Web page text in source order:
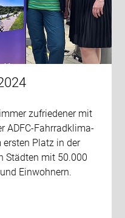
zufriedener mit
ADFC-Fahrradklima-
Platz in der
Städten mit 50.000
Einwohnern.